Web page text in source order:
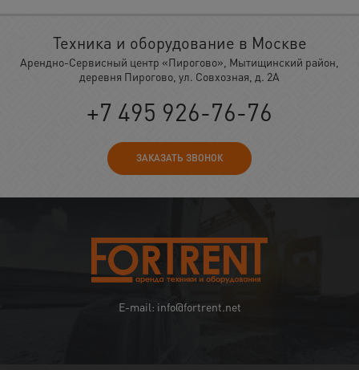
Техника и оборудование в Москве
Арендно-Сервисный центр «Пирогово», Мытищинский район,
деревня Пирогово, ул. Совхозная, д. 2А
+7 495 926-76-76
ЗАКАЗАТЬ ЗВОНОК
E-mail: info@fortrent.net